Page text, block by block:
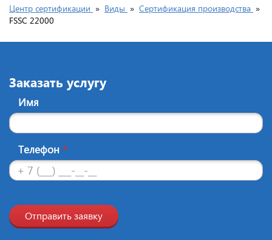
Центр сертификации » Виды » Сертификация производства »
FSSC 22000
Заказать услугу
Имя
Телефон *
Отправить заявку